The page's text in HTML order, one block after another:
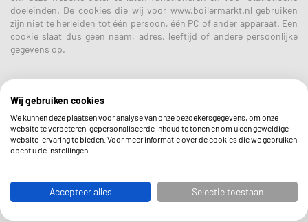
doeleinden. De cookies die wij voor www.boilermarkt.nl gebruiken
zijn niet te herleiden tot één persoon, één PC of ander apparaat. Een
cookie slaat dus geen naam, adres, leeftijd of andere persoonlijke
gegevens op.
Gratis Verzending..
Vandaag besteld morgen in huis
Wij gebruiken cookies
We kunnen deze plaatsen voor analyse van onze bezoekersgegevens, om onze
website te verbeteren, gepersonaliseerde inhoud te tonen en om u een geweldige
website-ervaring te bieden. Voor meer informatie over de cookies die we gebruiken
opent u de instellingen.
Accepteer alles Selectie toestaan